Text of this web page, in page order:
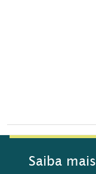
Saiba mais